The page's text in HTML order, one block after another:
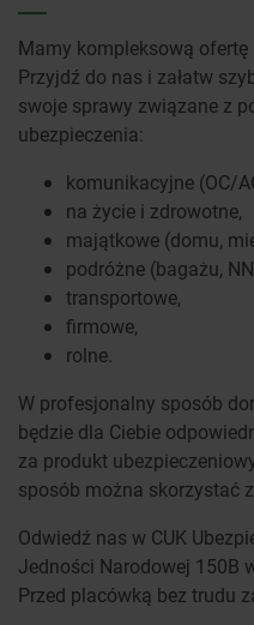
Mamy kompleksową
Przyjdź do nas i załatw
swoje sprawy związane z
ubezpieczenia:
komunikacyjne (OC/
na życie i zdrowotne,
majątkowe (domu,
podróżne (bagażu,
transportowe,
firmowe,
rolne.
W profesjonalny sposób
będzie dla Ciebie
za produkt
sposób można skorzystać
Odwiedź nas w CUK
Jedności Narodowej 150B
Przed placówką bez trudu